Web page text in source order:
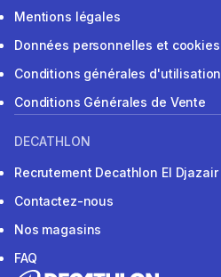
Mentions légales
Données personnelles et cookies
Conditions générales d'utilisation
Conditions Générales de Vente
DECATHLON
Recrutement Decathlon El Djazair
Contactez-nous
Nos magasins
FAQ